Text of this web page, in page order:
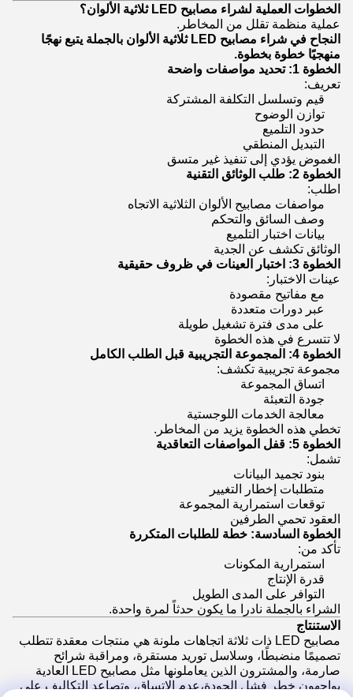
الخطوات العملية لشراء مصابيح LED ثلاثية الألوان؟
عملية منظمة تقلل من المخاطر.
النجاح في شراء مصابيح LED ثلاثية الألوان بالجملة يتبع نهجًا
منهجيًا خطوة بخطوة.
الخطوة 1: تحديد مواصفات واضحة
تعريف:
قيم وتسلسل التكلفة المشتركة
توازن الوضوح
حدود التلميع
التبديل المنطقي
الغموض يؤدي إلى تنفيذ غير متسق
الخطوة 2: طلب الوثائق التقنية
اطلب:
مواصفات مصابيح الألوان الثلاثية الاتجاه
وصف السائق والتحكم
بيانات اختبار التلميع
الوثائق تكشف عن الجدية
الخطوة 3: اختبار العينات في ظروف حقيقية
عينات الاختبار:
مع مفاتيح مقصودة
عبر دورات متعددة
على مدى فترة تشغيل طويلة
لا تتسرع في هذه الخطوة
الخطوة 4: المجموعة التجريبية قبل الطلب الكامل
مجموعة تجريبية تكشف:
اتساق المجموعة
جودة التعبئة
معالجة الخدمات اللوجستية
تخطي هذه الخطوة يزيد من المخاطر.
الخطوة 5: قفل المواصفات التعاقدية
تشمل:
بنود تجميد البيانات
متطلبات إخطار التغيير
توقعات استمرارية المجموعة
العقود تحمي الطرفين
الخطوة السادسة: خطة للطلبات المتكررة
تأكد من:
استمرارية المكونات
قدرة الإنتاج
التوافر على المدى الطويل
الشراء بالجملة نادرا ما يكون حدثاً لمرة واحدة.
الاستنتاج
مصابيح LED ذات ثلاثة اتجاهات ملونة هي منتجات معقدة تتطلب
تصميمًا منضبطًا، وسلاسل توريد مستقرة، ومراقبة شرائح
صارمة، والمشترون الذين يعاملونها مثل مصابيح LED العادية
يواجهون خطر فشل الجودة،عدم الاتساق، وتصاعد التكاليف على